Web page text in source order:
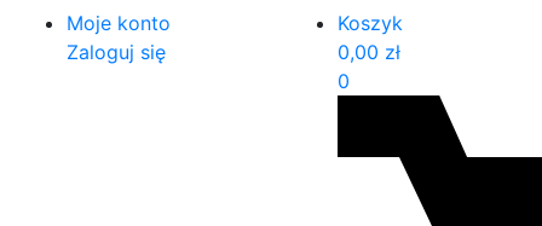
Moje konto
Zaloguj się
Koszyk
0,00 zł
0